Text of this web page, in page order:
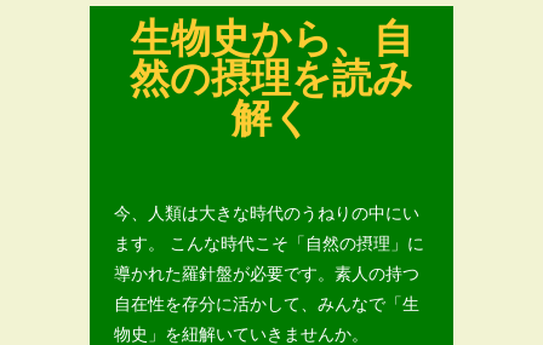
生物史から、自
然の摂理を読み
解く
今、人類は大きな時代のうねりの中にい
ます。 こんな時代こそ「自然の摂理」に
導かれた羅針盤が必要です。素人の持つ
自在性を存分に活かして、みんなで「生
物史」を紐解いていきませんか。